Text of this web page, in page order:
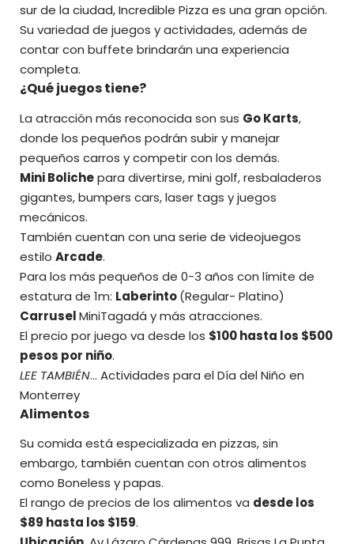
sur de la ciudad,Incredible Pizza es una gran opción.
Su variedad de juegos y actividades, además de
contar con buffete brindarán una experiencia
completa.
¿Qué juegos tiene?
La atracción más reconocida son sus Go Karts,
donde los pequeños podrán subir y manejar
pequeños carros y competir con los demás.
Mini Bolichepara divertirse, mini golf, resbaladeros
gigantes, bumpers cars, laser tags y juegos
mecánicos.
También cuentan con una serie de videojuegos
estilo Arcade.
Para los más pequeños de 0-3 años con límite de
estatura de 1m: Laberinto(Regular- Platino)
CarruselMiniTagadá y más atracciones.
El precio por juego va desde los $100 hasta los $500
pesos por niño.
LEE TAMBIÉN… Actividades para el Día del Niño en
Monterrey
Alimentos
Su comida está especializada en pizzas, sin
embargo, también cuentan con otros alimentos
como Boneless y papas.
El rango de precios de los alimentos va desde los
$89 hasta los $159.